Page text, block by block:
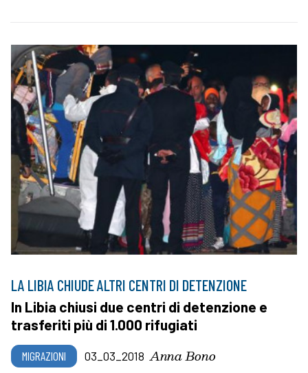
LA LIBIA CHIUDE ALTRI CENTRI DI DETENZIONE
In Libia chiusi due centri di detenzione e
trasferiti più di 1.000 rifugiati
MIGRAZIONI 03_03_2018 Anna Bono